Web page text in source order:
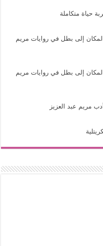
حياة متكاملة
المكان إلى بطل في روايات مريم
المكان إلى بطل في روايات مريم
مريم عبد العزيز